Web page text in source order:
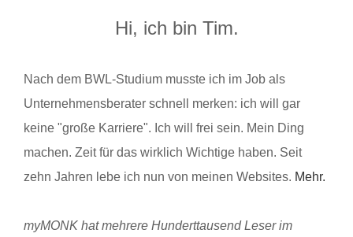
Hi, ich bin Tim.
Nach dem BWL-Studium musste ich im Job als
Unternehmensberater schnell merken: ich will gar
keine "große Karriere". Ich will frei sein. Mein Ding
machen. Zeit für das wirklich Wichtige haben. Seit
zehn Jahren lebe ich nun von meinen Websites. Mehr.
myMONK hat mehrere Hunderttausend Leser im